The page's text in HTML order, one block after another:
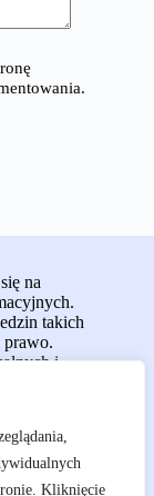
Kliknięcie
na
takich
prawo.
i